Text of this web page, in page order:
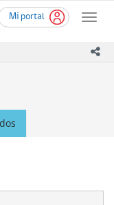
Mi portal
Toggle